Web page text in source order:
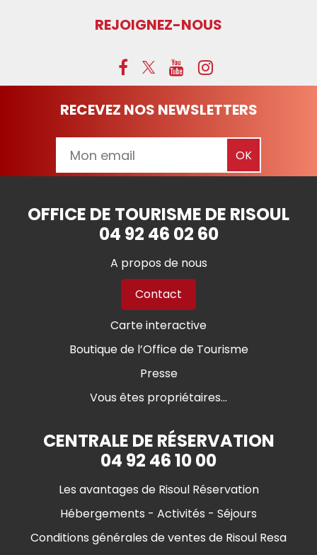
REJOIGNEZ-NOUS
RECEVEZ NOS NEWSLETTERS
OFFICE DE TOURISME DE RISOUL
04 92 46 02 60
A propos de nous
Contact
Carte interactive
Boutique de l’Office de Tourisme
Presse
Vous êtes propriétaires...
CENTRALE DE RÉSERVATION
04 92 46 10 00
Les avantages de Risoul Réservation
Hébergements - Activités - Séjours
Conditions générales de ventes de Risoul Resa